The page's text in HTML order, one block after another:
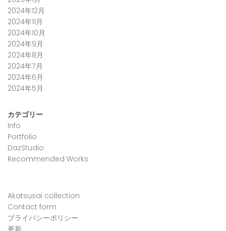
2024年12月
2024年11月
2024年10月
2024年9月
2024年8月
2024年7月
2024年6月
2024年5月
カテゴリー
Info
Portfolio
DazStudio
Recommended Works
Akatsusai collection
Contact form
プライバシーポリシー